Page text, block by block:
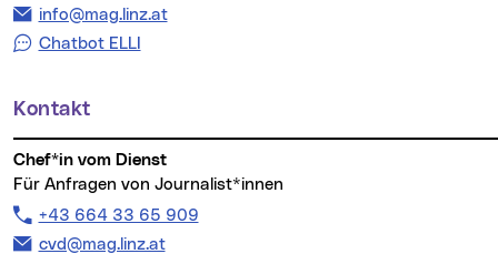
E-Mail Adresse:
info@mag.linz.at
Chatbot ELLI
Kontakt
Chef*in vom Dienst
Für Anfragen von Journalist*innen
Telefon:
+43 664 33 65 909
E-Mail Adresse:
cvd@mag.linz.at